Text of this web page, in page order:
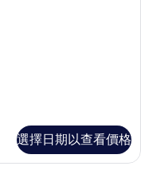
選擇日期以查看價格